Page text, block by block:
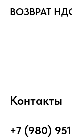
ВОЗВРАТ
Контакты
+7 (980)